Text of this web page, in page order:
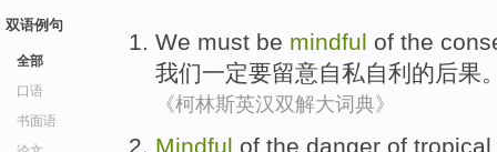
双语例句
全部
口语
书面语
We must be mindful of the
我们一定要留意自私自利 的后果
《柯林斯英汉双解大词典》
Mindful of the danger of tropical